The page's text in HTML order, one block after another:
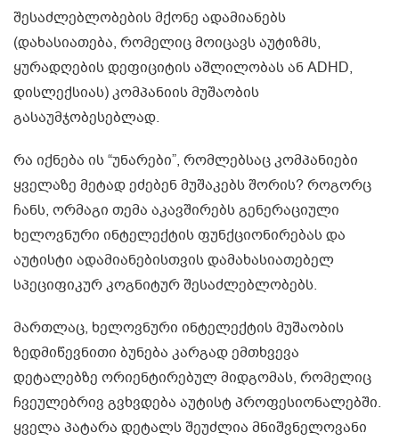
შესაძლებლობების მქონე ადამიანებს
(დახასიათება, რომელიც მოიცავს აუტიზმს,
ყურადღების დეფიციტის აშლილობას ან ADHD,
დისლექსიას) კომპანიის მუშაობის
გასაუმჯობესებლად.
რა იქნება ის “უნარები”, რომლებსაც კომპანიები
ყველაზე მეტად ეძებენ მუშაკებს შორის? როგორც
ჩანს, ორმაგი თემა აკავშირებს გენერაციული
ხელოვნური ინტელექტის ფუნქციონირებას და
აუტისტი ადამიანებისთვის დამახასიათებელ
სპეციფიკურ კოგნიტურ შესაძლებლობებს.
მართლაც, ხელოვნური ინტელექტის მუშაობის
ზედმიწევნითი ბუნება კარგად ემთხვევა
დეტალებზე ორიენტირებულ მიდგომას, რომელიც
ჩვეულებრივ გვხვდება აუტისტ პროფესიონალებში.
ყველა პატარა დეტალს შეუძლია მნიშვნელოვანი